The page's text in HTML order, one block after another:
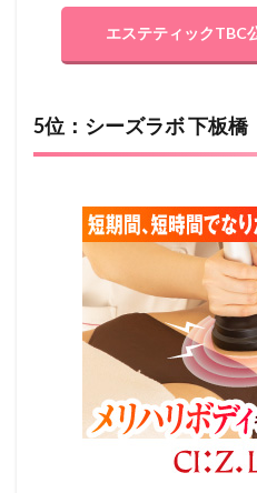
エステティックTBC
5位：シーズラボ 下板橋